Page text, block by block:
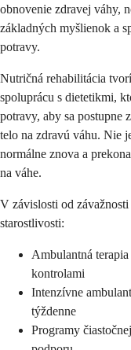
obnovenie zdravej váhy,
základných myšlienok a
potravy.
Nutričná rehabilitácia
spoluprácu s dietetikmi,
potravy, aby sa postupne
telo na zdravú váhu. Nie
normálne znova a
na váhe.
V závislosti od
starostlivosti:
Ambulantná
kontrolami
Intenzívne
týždenne
Programy